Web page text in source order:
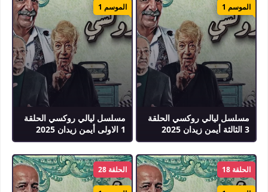
مسلسل ليالي روكسي الحلقة
3 الثالثة أيمن زيدان 2025
الموسم 1
مسلسل ليالي روكسي الحلقة
1 الاولى أيمن زيدان 2025
الموسم 1
الحلقة 18 الحلقة 28